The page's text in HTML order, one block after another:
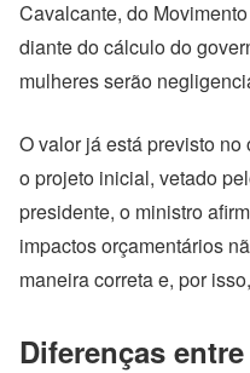
Cavalcante, do
diante do cálculo do
mulheres serão
O valor já está previsto
o projeto inicial, vetado
presidente, o ministro
impactos orçamentários
maneira correta e, por
Diferenças